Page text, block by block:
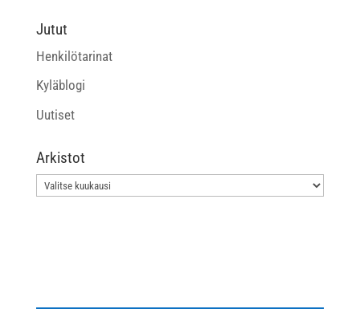
Jutut
Henkilötarinat
Kyläblogi
Uutiset
Arkistot
Arkistot